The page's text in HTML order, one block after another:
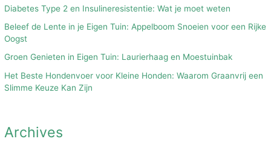
Diabetes Type 2 en Insulineresistentie: Wat je moet weten
Beleef de Lente in je Eigen Tuin: Appelboom Snoeien voor een Rijke
Oogst
Groen Genieten in Eigen Tuin: Laurierhaag en Moestuinbak
Het Beste Hondenvoer voor Kleine Honden: Waarom Graanvrij een
Slimme Keuze Kan Zijn
Archives